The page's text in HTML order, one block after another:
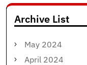
Archive List
May 2024
April 2024